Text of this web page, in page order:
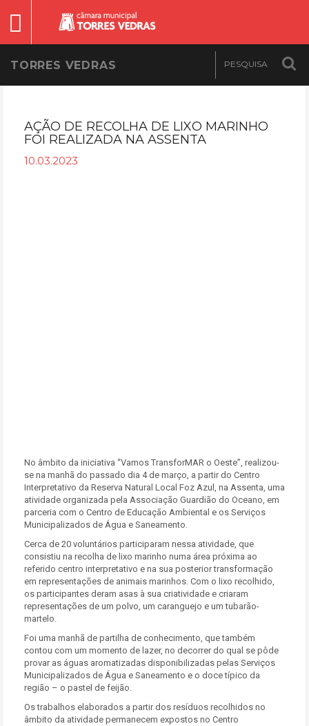
TORRES VEDRAS
AÇÃO DE RECOLHA DE LIXO MARINHO
FOI REALIZADA NA ASSENTA
10.03.2023
No âmbito da iniciativa “Vamos TransforMAR o Oeste”, realizou-
se na manhã do passado dia 4 de março, a partir do Centro
Interpretativo da Reserva Natural Local Foz Azul, na Assenta, uma
atividade organizada pela Associação Guardião do Oceano, em
parceria com o Centro de Educação Ambiental e os Serviços
Municipalizados de Água e Saneamento.
Cerca de 20 voluntários participaram nessa atividade, que
consistiu na recolha de lixo marinho numa área próxima ao
referido centro interpretativo e na sua posterior transformação
em representações de animais marinhos. Com o lixo recolhido,
os participantes deram asas à sua criatividade e criaram
representações de um polvo, um caranguejo e um tubarão-
martelo.
Foi uma manhã de partilha de conhecimento, que também
contou com um momento de lazer, no decorrer do qual se pôde
provar as águas aromatizadas disponibilizadas pelas Serviços
Municipalizados de Água e Saneamento e o doce típico da
região – o pastel de feijão.
Os trabalhos elaborados a partir dos resíduos recolhidos no
âmbito da atividade permanecem expostos no Centro